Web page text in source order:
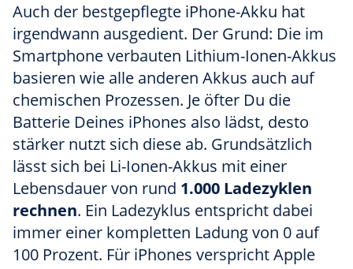
Auch der bestgepflegte iPhone-Akku hat
irgendwann ausgedient. Der Grund: Die im
Smartphone verbauten Lithium-Ionen-Akkus
basieren wie alle anderen Akkus auch auf
chemischen Prozessen. Je öfter Du die
Batterie Deines iPhones also lädst, desto
stärker nutzt sich diese ab. Grundsätzlich
lässt sich bei Li-Ionen-Akkus mit einer
Lebensdauer von rund 1.000 Ladezyklen
rechnen. Ein Ladezyklus entspricht dabei
immer einer kompletten Ladung von 0 auf
100 Prozent. Für iPhones verspricht Apple